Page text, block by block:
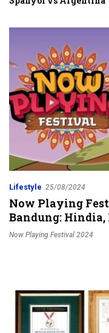
Lifestyle 25/08/2024
Now Playing
Bandung:
AKA Siap Bawa
Now Playing Festival 2024